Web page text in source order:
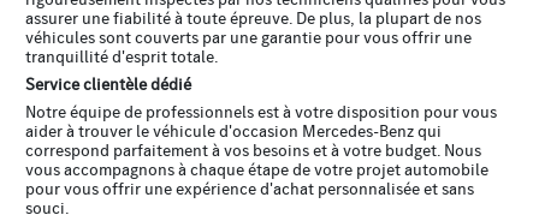
assurer une fiabilité à toute épreuve. De plus, la plupart de nos
véhicules sont couverts par une garantie pour vous offrir une
tranquillité d'esprit totale.
Service clientèle dédié
Notre équipe de professionnels est à votre disposition pour vous
aider à trouver le véhicule d'occasion Mercedes-Benz qui
correspond parfaitement à vos besoins et à votre budget. Nous
vous accompagnons à chaque étape de votre projet automobile
pour vous offrir une expérience d'achat personnalisée et sans
souci.